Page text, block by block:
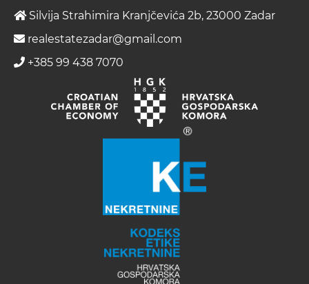
Silvija Strahimira Kranjčevića 2b, 23000 Zadar
realestatezadar@gmail.com
+385 99 438 7070